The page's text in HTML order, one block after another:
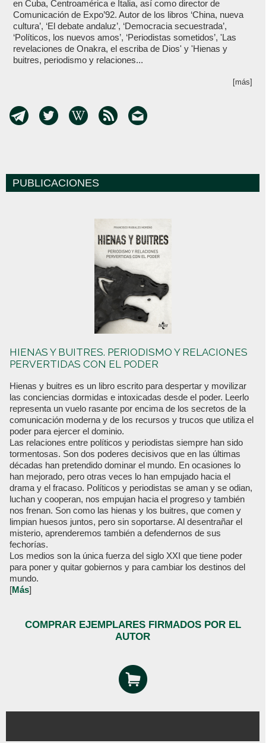
en Cuba, Centroamérica e Italia, así como director de
Comunicación de Expo’92. Autor de los libros ‘China, nueva
cultura’, ‘El debate andaluz’, ‘Democracia secuestrada’,
‘Políticos, los nuevos amos’, ‘Periodistas sometidos’, 'Las
revelaciones de Onakra, el escriba de Dios' y 'Hienas y
buitres, periodismo y relaciones...
[más]
PUBLICACIONES
HIENAS Y BUITRES. PERIODISMO Y RELACIONES
PERVERTIDAS CON EL PODER
Hienas y buitres es un libro escrito para despertar y movilizar
las conciencias dormidas e intoxicadas desde el poder. Leerlo
representa un vuelo rasante por encima de los secretos de la
comunicación moderna y de los recursos y trucos que utiliza el
poder para ejercer el dominio.
Las relaciones entre políticos y periodistas siempre han sido
tormentosas. Son dos poderes decisivos que en las últimas
décadas han pretendido dominar el mundo. En ocasiones lo
han mejorado, pero otras veces lo han empujado hacia el
drama y el fracaso. Políticos y periodistas se aman y se odian,
luchan y cooperan, nos empujan hacia el progreso y también
nos frenan. Son como las hienas y los buitres, que comen y
limpian huesos juntos, pero sin soportarse. Al desentrañar el
misterio, aprenderemos también a defendernos de sus
fechorías.
Los medios son la única fuerza del siglo XXI que tiene poder
para poner y quitar gobiernos y para cambiar los destinos del
mundo.
[Más]
COMPRAR EJEMPLARES FIRMADOS POR EL
AUTOR